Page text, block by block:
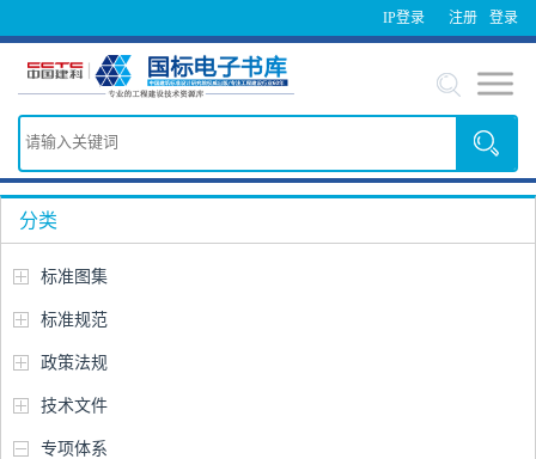
IP登录 登录
注册
分类
标准图集
标准规范
政策法规
技术文件
专项体系